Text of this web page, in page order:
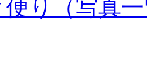
便り（写真